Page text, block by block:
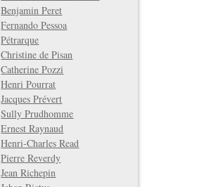
Benjamin Peret
Fernando Pessoa
Pétrarque
Christine de Pisan
Catherine Pozzi
Henri Pourrat
Jacques Prévert
Sully Prudhomme
Ernest Raynaud
Henri-Charles Read
Pierre Reverdy
Jean Richepin